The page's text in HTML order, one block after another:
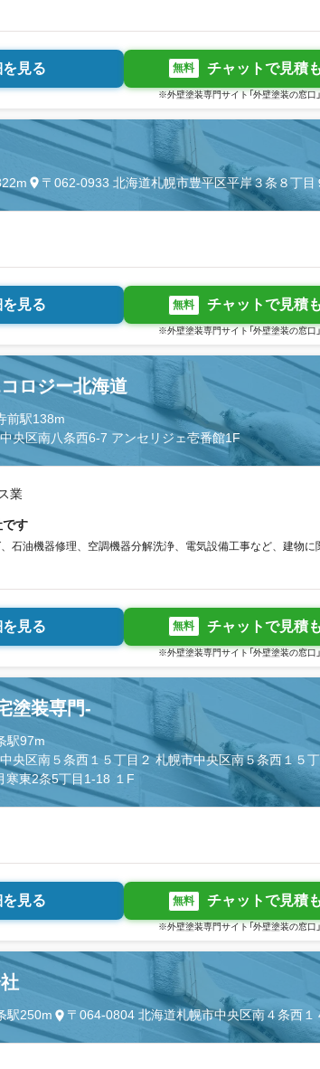
見る 無料 チャットで見積
※外壁塗装専門サイト「外壁塗装の窓口
〒062-0933 北海道札幌市豊平区平岸３条８丁目
見る 無料 チャットで見積
※外壁塗装専門サイト「外壁塗装の窓口
ロジー北海道
前駅138m
央区南八条西6-7 アンセリジェ壱番館1F
業
です
石油機器修理、空調機器分解洗浄、電気設備工事など、建物に
見る 無料 チャットで見積
※外壁塗装専門サイト「外壁塗装の窓口
塗装専門-
駅97m
央区南５条西１５丁目２ 札幌市中央区南５条西１５
寒東2条5丁目1-18 １F
見る 無料 チャットで見積
※外壁塗装専門サイト「外壁塗装の窓口
駅250m 〒064-0804 北海道札幌市中央区南４条西１